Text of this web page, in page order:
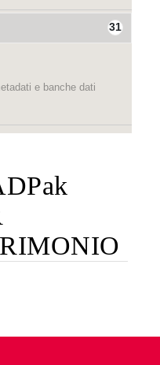
31
e banche dati